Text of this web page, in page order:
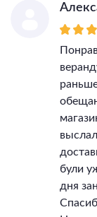
були
дня